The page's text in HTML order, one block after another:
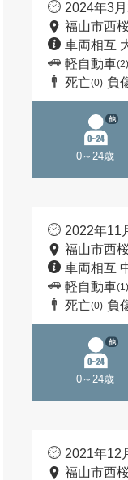
2024年3
福山市西
車両相互
軽自動車(2)
死亡(0) 負
0～24歳
他
2022年11
福山市西
車両相互
軽自動車(1)
死亡(0) 負
0～24歳
他
2021年12
福山市西